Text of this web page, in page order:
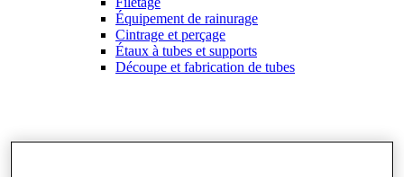
Équipement de rainurage
Cintrage et perçage
Étaux à tubes et supports
Découpe et fabrication de tubes